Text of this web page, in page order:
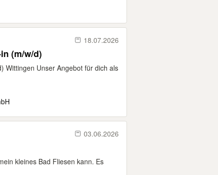
18.07.2026
(m/w/d)
Wittingen Unser Angebot für dich als
03.06.2026
kleines Bad Fliesen kann. Es